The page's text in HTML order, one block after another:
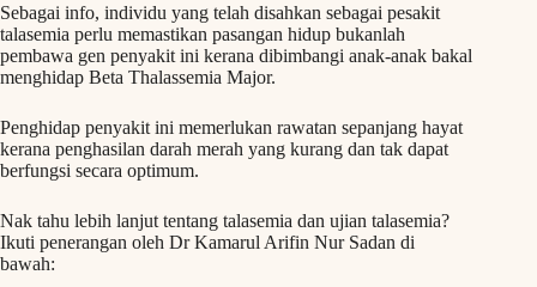
Sebagai info, individu yang telah disahkan sebagai pesakit
talasemia perlu memastikan pasangan hidup bukanlah
pembawa gen penyakit ini kerana dibimbangi anak-anak bakal
menghidap Beta Thalassemia Major.
Penghidap penyakit ini memerlukan rawatan sepanjang hayat
kerana penghasilan darah merah yang kurang dan tak dapat
berfungsi secara optimum.
Nak tahu lebih lanjut tentang talasemia dan ujian talasemia?
Ikuti penerangan oleh Dr Kamarul Arifin Nur Sadan di
bawah: